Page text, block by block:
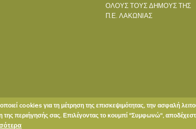
ΟΛΟΥΣ ΤΟΥΣ ΔΗΜΟΥΣ ΤΗΣ
Π.Ε. ΛΑΚΩΝΙΑΣ
cookies για τη μέτρηση της επισκεψιμότητας, την ασφαλή
της περιήγησής σας. Επιλέγοντας το κουμπί "Συμφωνώ",